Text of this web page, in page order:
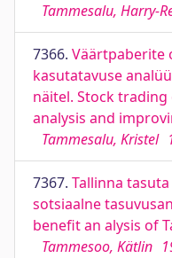
Tammesalu, Harry-
7366. Väärtpaberite
kasutatavuse
näitel. Stock
analysis and
Tammesalu, Kristel
7367. Tallinna
sotsiaalne
benefit an alysis of
Tammesoo, Kätlin